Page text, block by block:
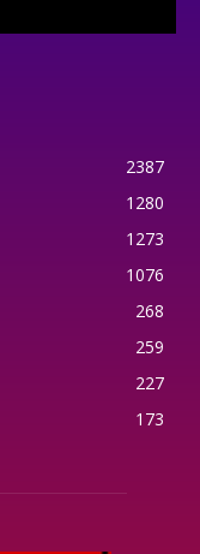
2387
1280
1273
1076
268
259
227
173